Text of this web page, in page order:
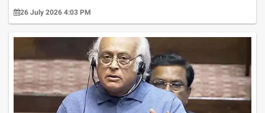
26 July 2026 4:03 PM